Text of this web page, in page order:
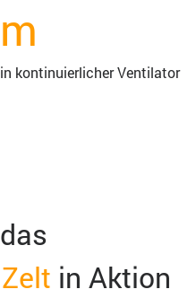
kontinuierlicher Ventilator
in Aktion